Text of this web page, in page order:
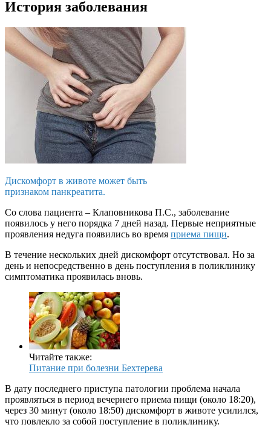
История заболевания
Дискомфорт в животе может быть
признаком панкреатита.
Со слова пациента – Клаповникова П.С., заболевание
появилось у него порядка 7 дней назад. Первые неприятные
проявления недуга появились во время приема пищи.
В течение нескольких дней дискомфорт отсутствовал. Но за
день и непосредственно в день поступления в поликлинику
симптоматика проявилась вновь.
Читайте также:
Питание при болезни Бехтерева
В дату последнего приступа патологии проблема начала
проявляться в период вечернего приема пищи (около 18:20),
через 30 минут (около 18:50) дискомфорт в животе усилился,
что повлекло за собой поступление в поликлинику.